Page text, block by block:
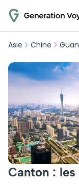
Asie Chine
Canton :